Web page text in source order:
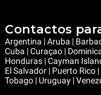
Contactos
Argentina | Aruba |
Cuba | Curaçao |
Honduras | Cayman
El Salvador | Puerto Rico
Tobago | Uruguay |